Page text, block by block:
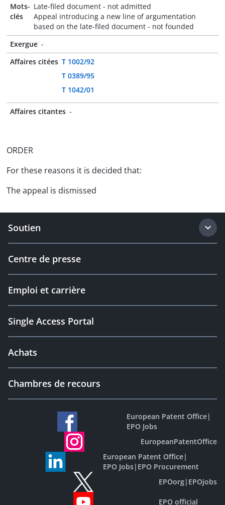
Mots-
clés
Late-filed document - not admitted
Appeal introducing a new line of argumentation
based on the late-filed document - not founded
Exergue -
Affaires citées T 1002/92
T 0389/95
T 1042/01
Affaires citantes -
ORDER
For these reasons it is decided that:
The appeal is dismissed
Soutien
Centre de presse
Emploi et carrière
Single Access Portal
Achats
Chambres de recours
European Patent Office|
EPO Jobs
EuropeanPatentOffice
European Patent Office|
EPO Jobs| EPO Procurement
EPOorg| EPOjobs
EPO official